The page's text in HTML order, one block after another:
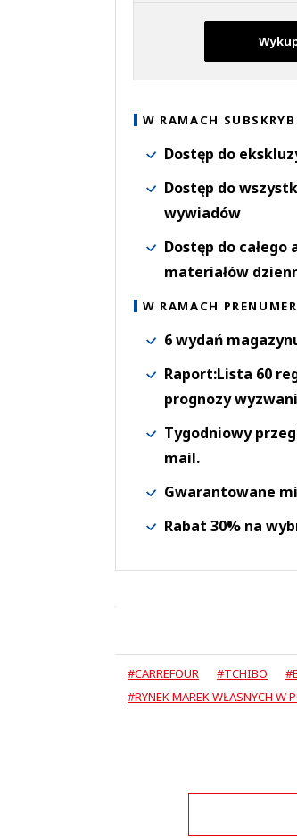
W RAMACH
Dostęp do
Dostęp do
wywiadów
Dostęp do
materiałów
W RAMACH
6 wydań
Raport:Lista 60
prognozy
Tygodniowy
mail.
Gwarantowane
Rabat 30% na
#CARREFOUR #TCHIBO
#RYNEK MAREK WŁASNYCH W